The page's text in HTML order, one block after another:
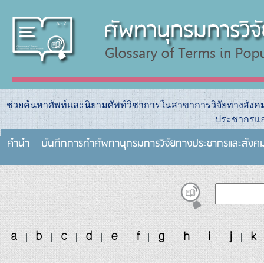
ช่วยค้นหาศัพท์และนิยามศัพท์วิชาการในสาขาการวิจัยทางสัง
ประชากรแ
คำนำ บันทึกการทําศัพทานุกรมการวิจัยทางประชากรและสัง
a | b | c | d | e | f | g | h | i | j | k